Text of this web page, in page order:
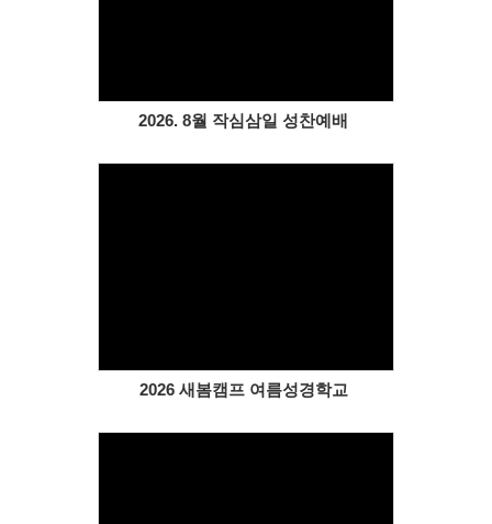
2026. 8월 작심삼일 성찬예배
2026 새봄캠프 여름성경학교